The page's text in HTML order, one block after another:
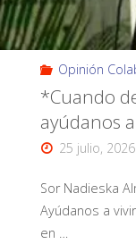
Opinión
*Cuando
ayúdanos
25 julio, 2026
Sor Nadieska
Ayúdanos a
en …